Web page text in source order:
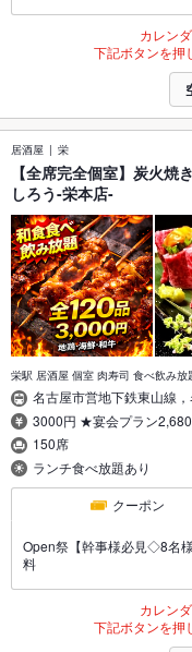
カレン
下記ボタンを押
居酒屋 栄
【全席完全個室】炭火
しろう-栄本店-
栄駅 居酒屋 個室 肉寿司 食べ飲み放
名古屋市営地下鉄東山線
3000円 ★宴会プラン
150席
ランチ食べ放題あり
クーポン
Open祭【幹事様必見◇8名
料
カレン
下記ボタンを押